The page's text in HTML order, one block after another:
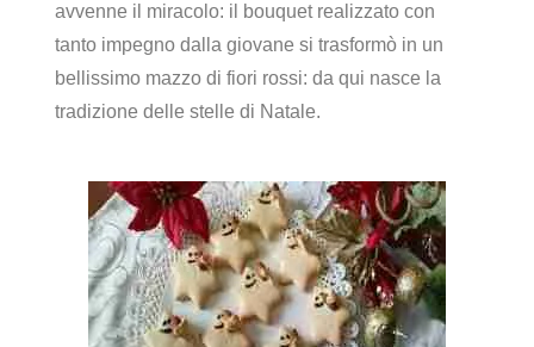
avvenne il miracolo: il bouquet realizzato con
tanto impegno dalla giovane si trasformò in un
bellissimo mazzo di fiori rossi: da qui nasce la
tradizione delle stelle di Natale.